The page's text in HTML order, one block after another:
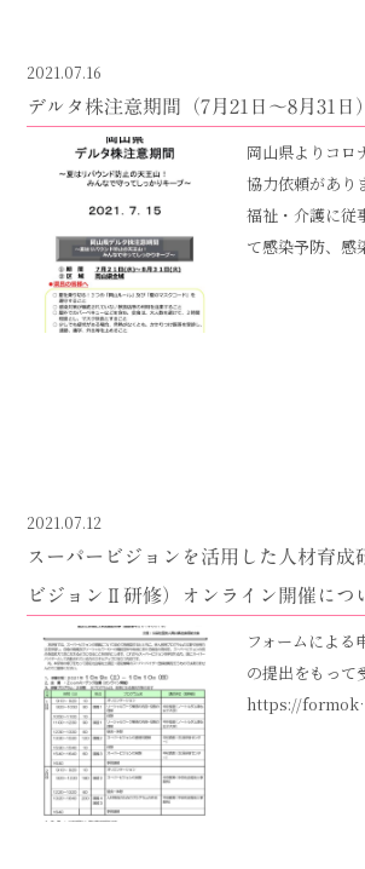
2021.07.16
デルタ株注意期間（7月21日～8月31日
岡山県よりコロ
協力依頼があり
福祉・介護に従
て感染予防、感
2021.07.12
スーパービジョンを活用した人材育成
ビジョンⅡ研修）オンライン開催につ
フォームによる
の提出をもって
https://